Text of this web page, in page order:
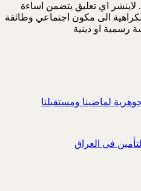
لاينشر اي تعليق يتضمن اساءة
الى مكون اجتماعي وطائفة
رسمية او دينية
لماضينا ومستقبلنا
في العراق